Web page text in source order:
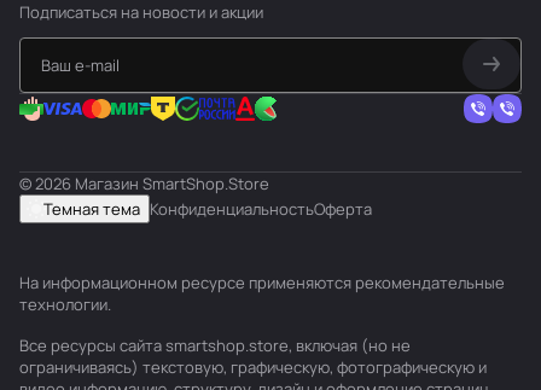
Подписаться на новости и акции
© 2026 Магазин SmartShop.Store
Темная тема КонфиденциальностьОферта
На информационном ресурсе применяются рекомендательные
технологии.
Все ресурсы сайта smartshop.store, включая (но не
ограничиваясь) текстовую, графическую, фотографическую и